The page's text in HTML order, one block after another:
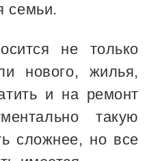
семьи.
не только
нового, жилья,
и на ремонт
такую
сложнее, но все